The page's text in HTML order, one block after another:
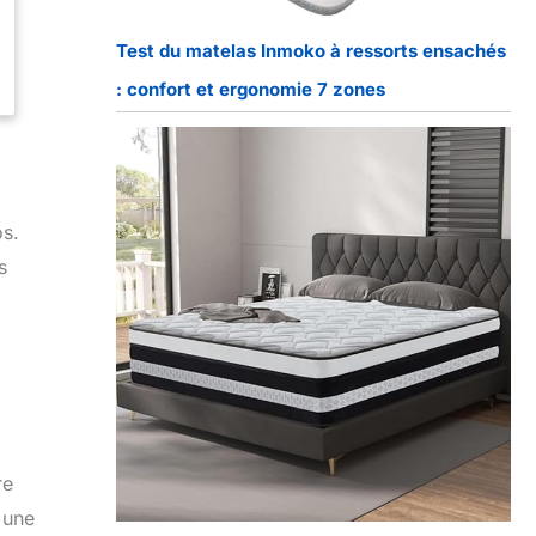
Test du matelas Inmoko à ressorts ensachés
: confort et ergonomie 7 zones